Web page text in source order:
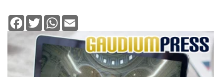
Facebook
TwitterWhatsApp